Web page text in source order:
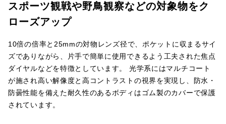
スポーツ観戦や野鳥観察などの対象物をク
ローズアップ
10倍の倍率と25mmの対物レンズ径で、ポケットに収まるサイ
ズでありながら、片手で簡単に使用できるよう工夫された焦点
ダイヤルなどを特徴としています。 光学系にはマルチコート
が施され高い解像度と高コントラストの視界を実現し、防水・
防曇性能を備えた耐久性のあるボディはゴム製のカバーで保護
されています。